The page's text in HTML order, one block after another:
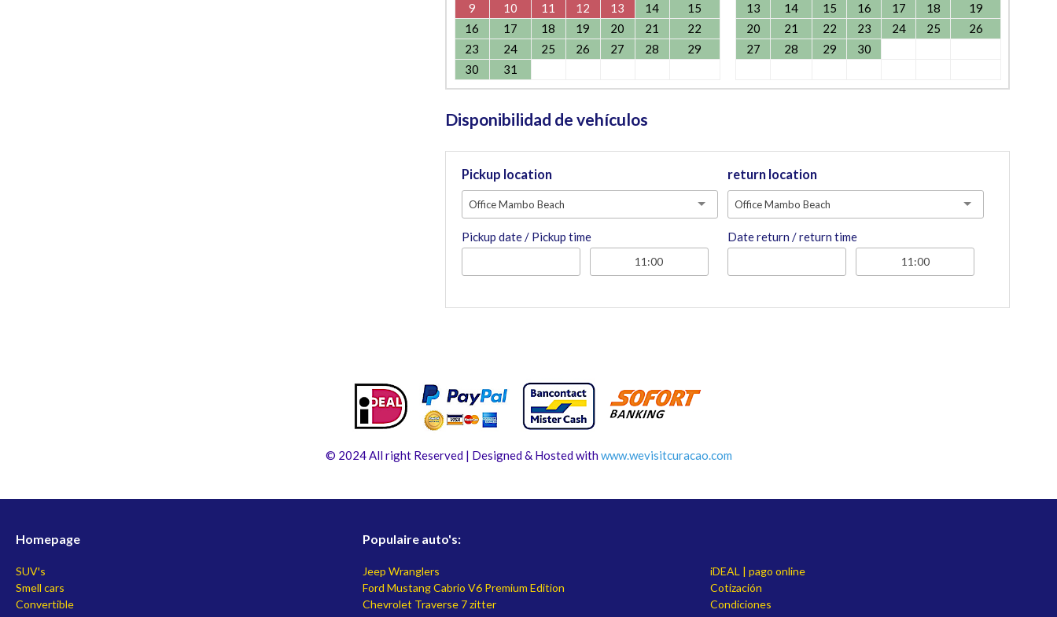
9
10 11 12 13 14
15
16
17 18 19 20 21
22
23
24 25 26 27 28
29
30
31
13
14 15 16 17 18
19
20
21 22 23 24 25
26
27
28 29 30
Disponibilidad de vehículos
Pickup location
Office Mambo Beach
Pickup date / Pickup time
return location
Office Mambo Beach
Date return / return time
© 2024 All right Reserved | Designed & Hosted withwww.wevisitcuracao.com
Homepage
SUV's
Smell cars
Convertible
Populaire auto's:
Jeep Wranglers
Ford Mustang Cabrio V6 Premium Edition
Chevrolet Traverse 7 zitter
iDEAL | pago online
Cotización
Condiciones